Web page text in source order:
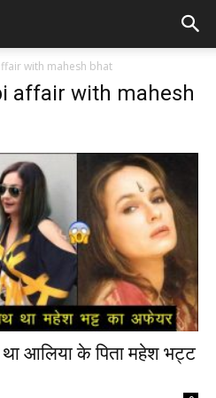
with mahesh bhat
affair with mahesh
आलिया के पिता महेश भट्ट